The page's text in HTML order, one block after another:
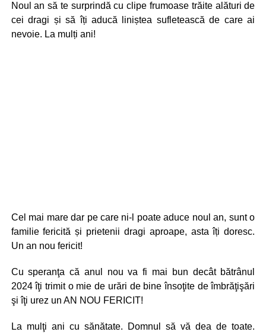
Noul an să te surprindă cu clipe frumoase trăite alături de
cei dragi și să îți aducă liniștea sufletească de care ai
nevoie. La mulți ani!
Cel mai mare dar pe care ni-l poate aduce noul an, sunt o
familie fericită și prietenii dragi aproape, asta îți doresc.
Un an nou fericit!
Cu speranţa că anul nou va fi mai bun decât bătrânul
2024 îţi trimit o mie de urări de bine însoţite de îmbrăţişări
şi îţi urez un AN NOU FERICIT!
La mulţi ani cu sănătate. Domnul să vă dea de toate.